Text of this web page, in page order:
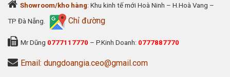
Showroom/kho hàng: Khu kinh tế mới Hoà Ninh – H.Hoà Vang –
TP Đà Nẵng. Chỉ đường
Mr Dũng 0777117770 – P.Kinh Doanh: 0777887770
Email: dungdoangia.ceo@gmail.com